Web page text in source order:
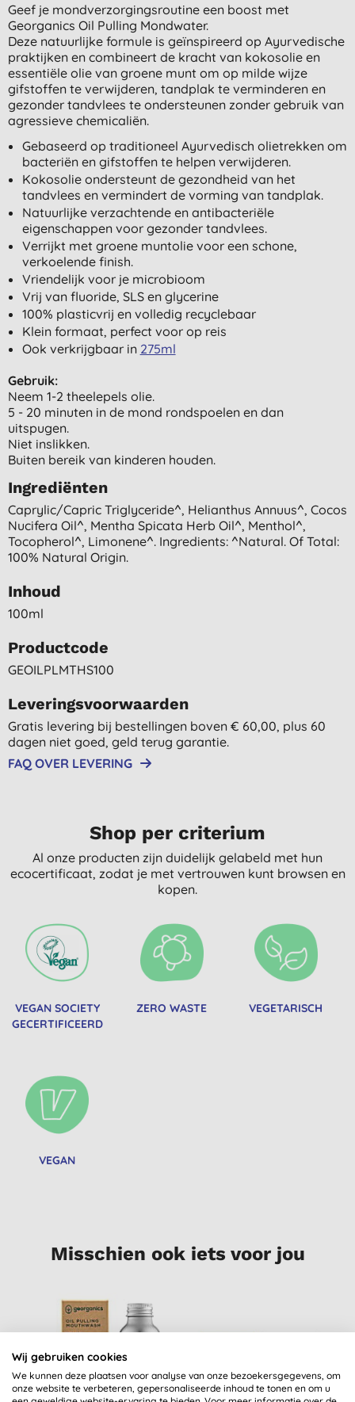
Geef je mondverzorgingsroutine een boost met
Georganics Oil Pulling Mondwater.
Deze natuurlijke formule is geïnspireerd op Ayurvedische
praktijken en combineert de kracht van kokosolie en
essentiële olie van groene munt om op milde wijze
gifstoffen te verwijderen, tandplak te verminderen en
gezonder tandvlees te ondersteunen zonder gebruik van
agressieve chemicaliën.
Gebaseerd op traditioneel Ayurvedisch olietrekken om
bacteriën en gifstoffen te helpen verwijderen.
Kokosolie ondersteunt de gezondheid van het
tandvlees en vermindert de vorming van tandplak.
Natuurlijke verzachtende en antibacteriële
eigenschappen voor gezonder tandvlees.
Verrijkt met groene muntolie voor een schone,
verkoelende finish.
Vriendelijk voor je microbioom
Vrij van fluoride, SLS en glycerine
100% plasticvrij en volledig recyclebaar
Klein formaat, perfect voor op reis
Ook verkrijgbaar in 275ml
Gebruik:
Neem 1-2 theelepels olie.
5 - 20 minuten in de mond rondspoelen en dan
uitspugen.
Niet inslikken.
Buiten bereik van kinderen houden.
Ingrediënten
Caprylic/capric Triglyceride^, Helianthus Annuus^, Cocos
Nucifera Oil^, Mentha Spicata Herb Oil^, Menthol^,
Tocopherol^, Limonene^. Ingredients: ^natural. Of Total:
100% Natural Origin.
Inhoud
100ml
Productcode
GEOILPLMTHS100
Leveringsvoorwaarden
Gratis levering bij bestellingen boven € 60,00, plus 60
dagen niet goed, geld terug garantie.
FAQ OVER LEVERING
Shop per criterium
Al onze producten zijn duidelijk gelabeld met hun
ecocertificaat, zodat je met vertrouwen kunt browsen en
kopen.
VEGAN SOCIETY
GECERTIFICEERD
ZERO WASTE VEGETARISCH
VEGAN
Misschien ook iets voor jou
Wij gebruiken cookies
We kunnen deze plaatsen voor analyse van onze bezoekersgegevens, om
onze website te verbeteren, gepersonaliseerde inhoud te tonen en om u